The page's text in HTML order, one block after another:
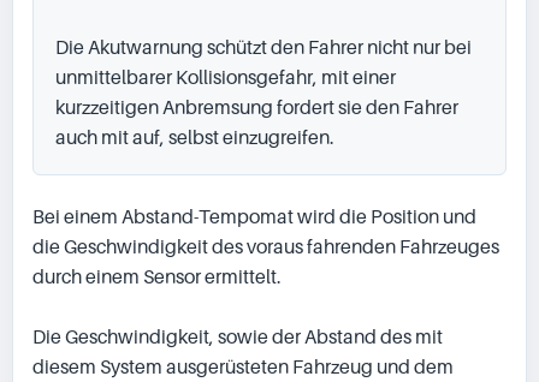
Die Akutwarnung schützt den Fahrer nicht nur bei
unmittelbarer Kollisionsgefahr, mit einer
kurzzeitigen Anbremsung fordert sie den Fahrer
auch mit auf, selbst einzugreifen.
Bei einem Abstand-Tempomat wird die Position und
die Geschwindigkeit des voraus fahrenden Fahrzeuges
durch einem Sensor ermittelt.
Die Geschwindigkeit, sowie der Abstand des mit
diesem System ausgerüsteten Fahrzeug und dem